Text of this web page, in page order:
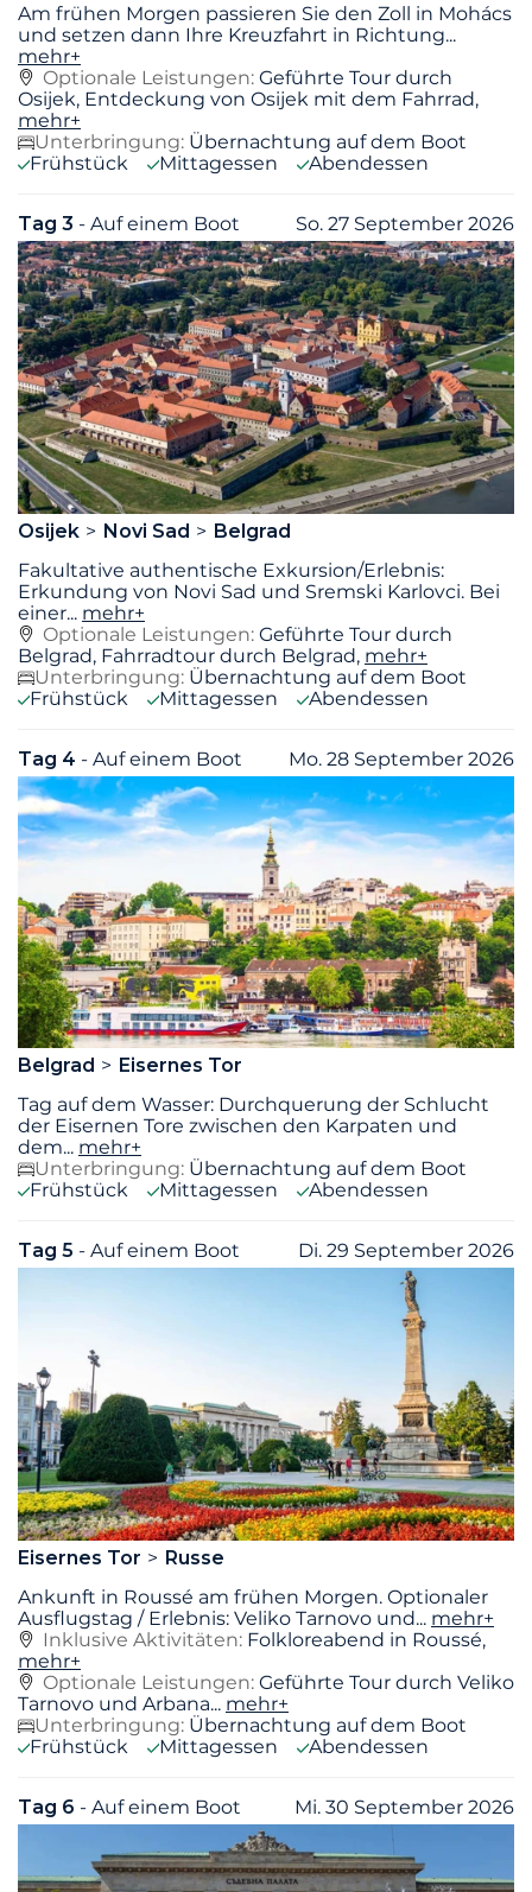
Am frühen Morgen passieren Sie den Zoll in Mohács
und setzen dann Ihre Kreuzfahrt in Richtung...
mehr+
Optionale Leistungen: Geführte Tour durch
Osijek, Entdeckung von Osijek mit dem Fahrrad,
mehr+
Unterbringung: Übernachtung auf dem Boot
Frühstück
Mittagessen Abendessen
Tag 3 - Auf einem Boot So. 27 September 2026
Osijek Novi Sad
Belgrad
Fakultative authentische Exkursion/Erlebnis:
Erkundung von Novi Sad und Sremski Karlovci. Bei
einer... mehr+
Optionale Leistungen: Geführte Tour durch
Belgrad, Fahrradtour durch Belgrad, mehr+
Unterbringung: Übernachtung auf dem Boot
Frühstück
Mittagessen Abendessen
Tag 4 - Auf einem Boot Mo. 28 September 2026
Belgrad
Eisernes Tor
Tag auf dem Wasser: Durchquerung der Schlucht
der Eisernen Tore zwischen den Karpaten und
dem... mehr+
Unterbringung: Übernachtung auf dem Boot
Frühstück
Mittagessen Abendessen
Tag 5 - Auf einem Boot Di. 29 September 2026
Eisernes Tor
Russe
Ankunft in Roussé am frühen Morgen. Optionaler
Ausflugstag / Erlebnis: Veliko Tarnovo und... mehr+
Inklusive Aktivitäten: Folkloreabend in Roussé,
mehr+
Optionale Leistungen: Geführte Tour durch Veliko
Tarnovo und Arbana... mehr+
Unterbringung: Übernachtung auf dem Boot
Frühstück
Mittagessen Abendessen
Tag 6 - Auf einem Boot Mi. 30 September 2026